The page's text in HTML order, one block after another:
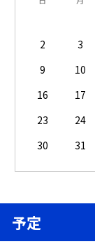
2
3
9
10
16
17
23
24
30
31
予定